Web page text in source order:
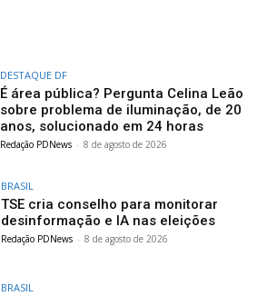
DESTAQUE DF
É área pública? Pergunta Celina Leão
sobre problema de iluminação, de 20
anos, solucionado em 24 horas
Redação PDNews - 8 de agosto de 2026
BRASIL
TSE cria conselho para monitorar
desinformação e IA nas eleições
Redação PDNews - 8 de agosto de 2026
BRASIL